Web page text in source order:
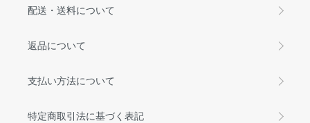
配送・送料について
返品について
支払い方法について
特定商取引法に基づく表記